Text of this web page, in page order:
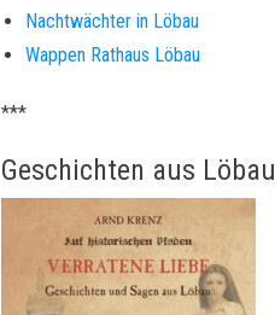
Nachtwächter in Löbau
Wappen Rathaus Löbau
***
Geschichten aus Löbau